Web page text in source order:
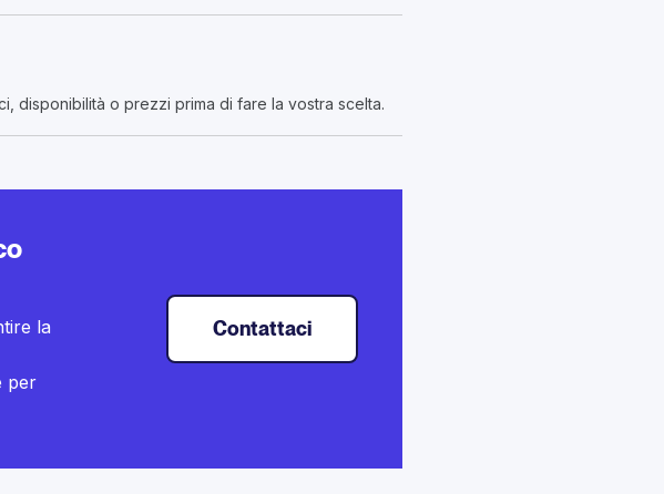
disponibilità o prezzi prima di fare la vostra scelta.
la
per
Contattaci